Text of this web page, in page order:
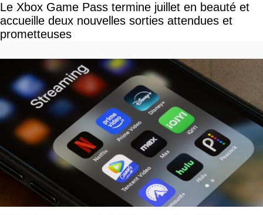
Le Xbox Game Pass termine juillet en beauté et
accueille deux nouvelles sorties attendues et
prometteuses